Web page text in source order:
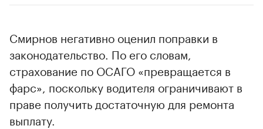
Смирнов негативно оценил поправки в
законодательство. По его словам,
страхование по ОСАГО «превращается в
фарс», поскольку водителя ограничивают в
праве получить достаточную для ремонта
выплату.